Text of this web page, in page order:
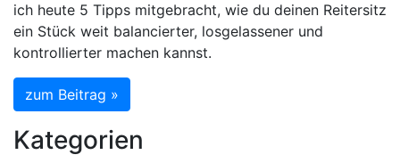
ich heute 5 Tipps mitgebracht, wie du deinen Reitersitz
ein Stück weit balancierter, losgelassener und
kontrollierter machen kannst.
zum Beitrag »
Kategorien